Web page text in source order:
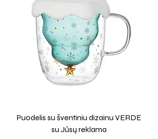
Puodelis su šventiniu dizainu VERDE
su Jūsų reklama